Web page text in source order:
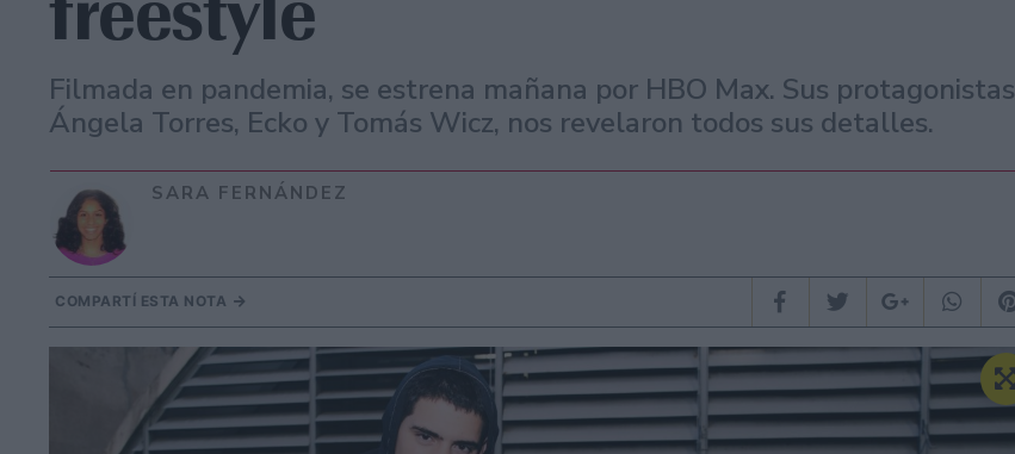
Filmada en pandemia, se estrena mañana por HBO Max. Sus protagonistas
Ángela Torres, Ecko y Tomás Wicz, nos revelaron todos sus detalles.
SARA FERNÁNDEZ
COMPARTÍ ESTA NOTA